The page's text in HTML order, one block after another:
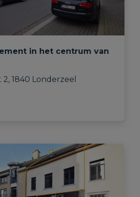
in het centrum van
1840 Londerzeel